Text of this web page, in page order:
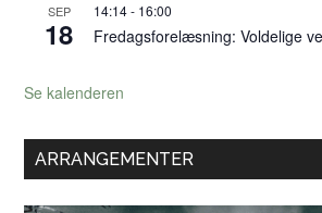
SEP
18
14:14- 16:00
Fredagsforelæsning: Voldelige
Se kalenderen
ARRANGEMENTER